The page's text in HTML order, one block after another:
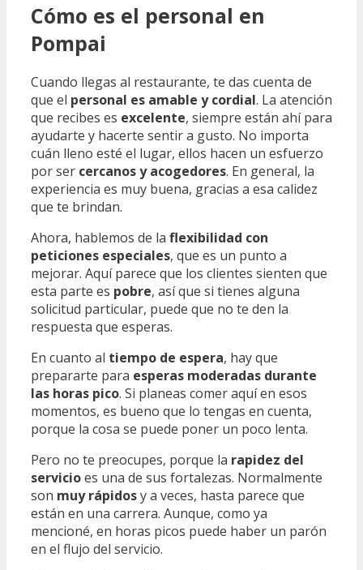
Cómo es el personal en
Pompai
Cuando llegas al restaurante, te das cuenta de
que el personal es amable y cordial. La atención
que recibes es excelente, siempre están ahí para
ayudarte y hacerte sentir a gusto. No importa
cuán lleno esté el lugar, ellos hacen un esfuerzo
por ser cercanos y acogedores. En general, la
experiencia es muy buena, gracias a esa calidez
que te brindan.
Ahora, hablemos de la flexibilidad con
peticiones especiales, que es un punto a
mejorar. Aquí parece que los clientes sienten que
esta parte es pobre, así que si tienes alguna
solicitud particular, puede que no te den la
respuesta que esperas.
En cuanto al tiempo de espera, hay que
prepararte para esperas moderadas durante
las horas pico. Si planeas comer aquí en esos
momentos, es bueno que lo tengas en cuenta,
porque la cosa se puede poner un poco lenta.
Pero no te preocupes, porque la rapidez del
servicioes una de sus fortalezas. Normalmente
son muy rápidosy a veces, hasta parece que
están en una carrera. Aunque, como ya
mencioné, en horas picos puede haber un parón
en el flujo del servicio.